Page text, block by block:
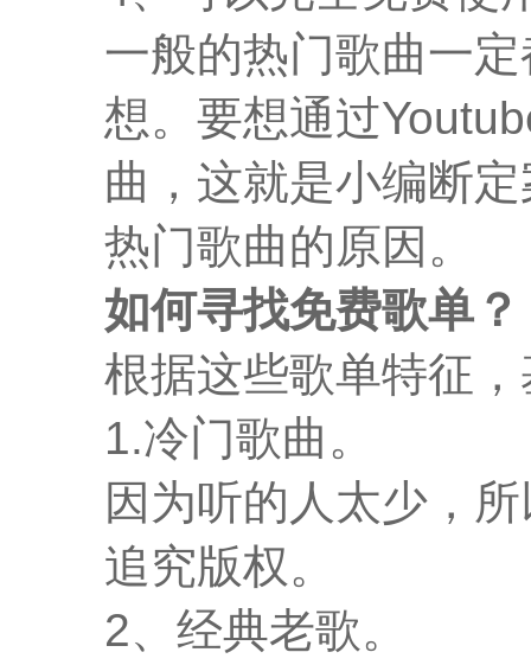
一般的热门歌曲一
想。要想通过
曲，这就是小编断
热门歌曲的原因。
如何寻找免费歌单？
根据这些歌单特征
1.冷门歌曲。
因为听的人太少，
追究版权。
2、经典老歌。